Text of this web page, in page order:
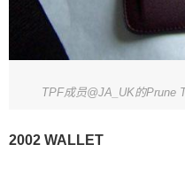
TPF成员@JA_UK的Prune
2002 WALLET